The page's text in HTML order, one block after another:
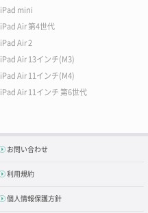
iPad mini
iPad Air 第4世代
iPad Air 2
iPad Air 13インチ(M3)
iPad Air 11インチ(M4)
iPad Air 11インチ 第6世代
お問い合わせ
利用規約
個人情報保護方針